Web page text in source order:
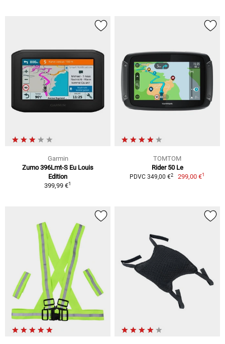
Garmin
Zumo 396Lmt-S Eu Louis
Edition
399,99 €1
TOMTOM
Rider 50 Le
PDVC 349,00 €2 299,00 €1